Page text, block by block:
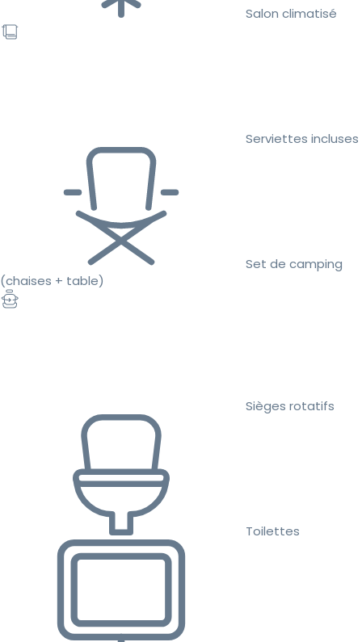
Salon climatisé
Serviettes incluses
Set de camping
(chaises + table)
Sièges rotatifs
Toilettes